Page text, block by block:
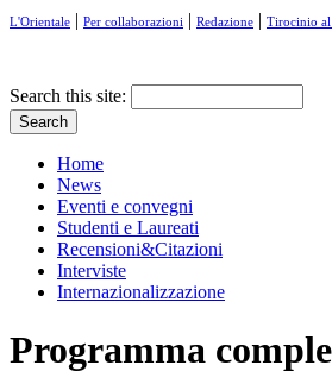
L'Orientale | Per collaborazioni | Redazione | Tirocinio al
Search this site:
Home
News
Eventi e convegni
Studenti e Laureati
Recensioni&Citazioni
Interviste
Internazionalizzazione
Programma